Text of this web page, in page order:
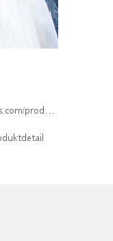
DE000WA8ENQ5